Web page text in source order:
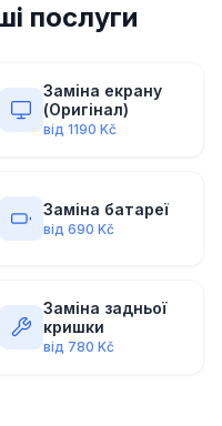
послуги
Заміна екрану
(Оригінал)
від 1190 Kč
Заміна батареї
від 690 Kč
Заміна задньої
кришки
від 780 Kč